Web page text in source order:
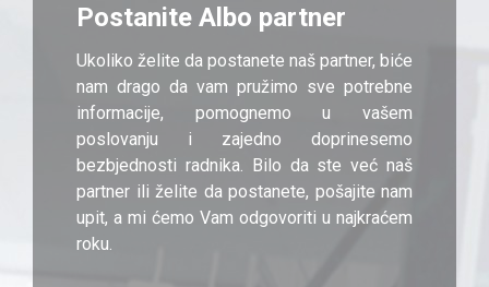
Postanite Albo partner
Ukoliko želite da postanete naš partner, biće
nam drago da vam pružimo sve potrebne
informacije, pomognemo u vašem
poslovanju i zajedno doprinesemo
bezbjednosti radnika. Bilo da ste već naš
partner ili želite da postanete, pošajite nam
upit, a mi ćemo Vam odgovoriti u najkraćem
roku.